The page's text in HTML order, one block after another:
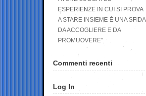
ESPERIENZE IN CUI SI PROVA
A STARE INSIEME È UNA SFIDA
DA ACCOGLIERE E DA
PROMUOVERE”
Commenti recenti
Log In